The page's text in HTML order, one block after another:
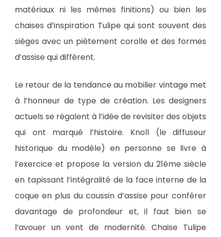
matériaux ni les mêmes finitions) ou bien les
chaises d’inspiration Tulipe qui sont souvent des
sièges avec un piètement corolle et des formes
d’assise qui diffèrent.
Le retour de la tendance au mobilier vintage met
à l’honneur de type de création. Les designers
actuels se régalent à l’idée de revisiter des objets
qui ont marqué l’histoire. Knoll (le diffuseur
historique du modèle) en personne se livre à
l’exercice et propose la version du 21ème siècle
en tapissant l’intégralité de la face interne de la
coque en plus du coussin d’assise pour conférer
davantage de profondeur et, il faut bien se
l’avouer un vent de modernité. Chaise Tulipe